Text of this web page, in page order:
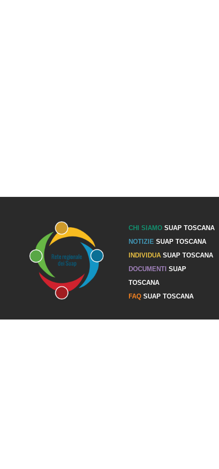
CHI SIAMOSUAP TOSCANA
NOTIZIE SUAP TOSCANA
INDIVIDUASUAP TOSCANA
DOCUMENTI SUAP
TOSCANA
FAQSUAP TOSCANA